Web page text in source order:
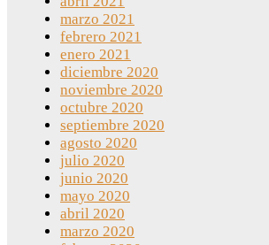
marzo 2021
febrero 2021
enero 2021
diciembre 2020
noviembre 2020
octubre 2020
septiembre 2020
agosto 2020
julio 2020
junio 2020
mayo 2020
abril 2020
marzo 2020